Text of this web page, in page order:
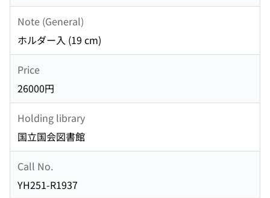
Note (General)
ホルダー入 (19 cm)
Price
26000円
Holding library
国立国会図書館
Call No.
YH251-R1937